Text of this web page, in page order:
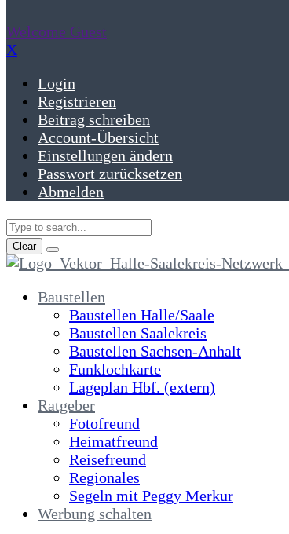
Welcome Guest
X
Login
Registrieren
Beitrag schreiben
Account-Übersicht
Einstellungen ändern
Passwort zurücksetzen
Abmelden
Clear
Baustellen
Baustellen Halle/Saale
Baustellen Saalekreis
Baustellen Sachsen-Anhalt
Funklochkarte
Lageplan Hbf. (extern)
Ratgeber
Fotofreund
Heimatfreund
Reisefreund
Regionales
Segeln mit Peggy Merkur
Werbung schalten